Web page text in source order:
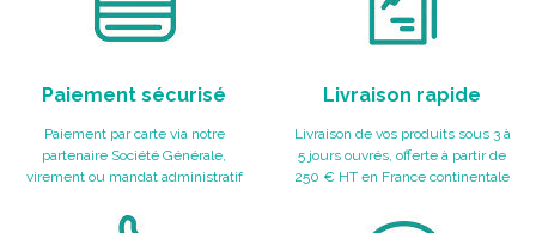
Paiement sécurisé
Paiement par carte via notre
partenaire Société Générale,
virement ou mandat administratif
Livraison rapide
Livraison de vos produits sous 3 à
5 jours ouvrés, offerte à partir de
250 € HT en France continentale